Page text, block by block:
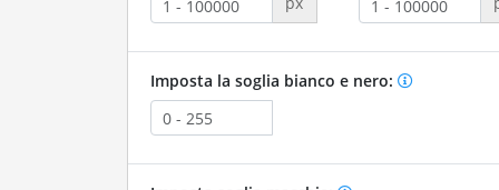
Imposta la soglia bianco e nero: